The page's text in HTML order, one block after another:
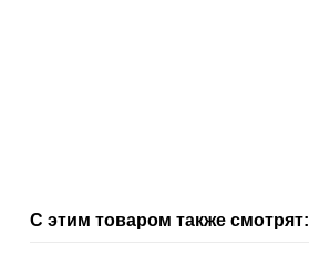
С этим товаром также смотрят: